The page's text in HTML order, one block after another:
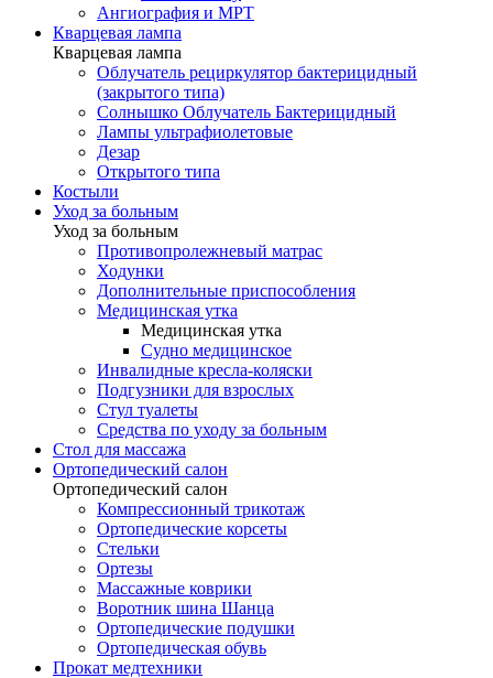
Ангиография и МРТ
Кварцевая лампа
Кварцевая лампа
Облучатель рециркулятор бактерицидный
(закрытого типа)
Солнышко Облучатель Бактерицидный
Лампы ультрафиолетовые
Дезар
Открытого типа
Костыли
Уход за больным
Уход за больным
Противопролежневый матрас
Ходунки
Дополнительные приспособления
Медицинская утка
Медицинская утка
Судно медицинское
Инвалидные кресла-коляски
Подгузники для взрослых
Стул туалеты
Средства по уходу за больным
Cтол для массажа
Ортопедический салон
Ортопедический салон
Компрессионный трикотаж
Ортопедические корсеты
Стельки
Ортезы
Массажные коврики
Воротник шина Шанца
Ортопедические подушки
Ортопедическая обувь
Прокат медтехники